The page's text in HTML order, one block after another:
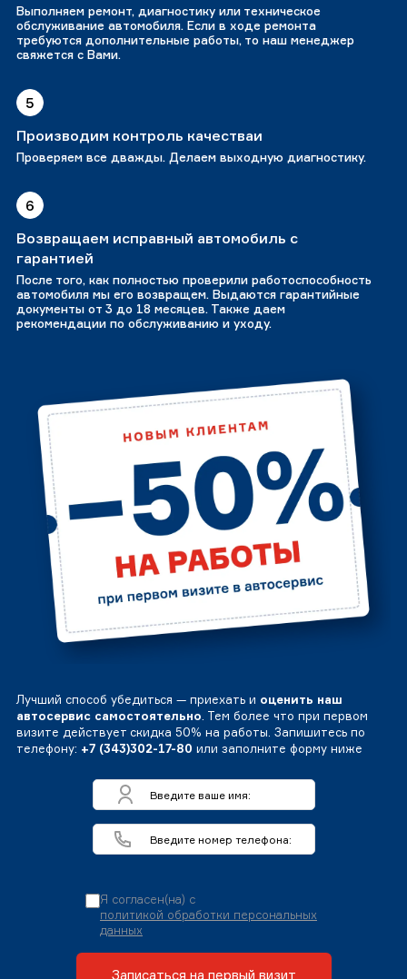
Выполняем ремонт, диагностику или техническое
обслуживание автомобиля. Если в ходе ремонта
требуются дополнительные работы, то наш менеджер
свяжется с Вами.
5
Производим контроль качестваи
Проверяем все дважды. Делаем выходную диагностику.
6
Возвращаем исправный автомобиль с
гарантией
После того, как полностью проверили работоспособность
автомобиля мы его возвращем. Выдаются гарантийные
документы от 3 до 18 месяцев. Также даем
рекомендации по обслуживанию и уходу.
Лучший способ убедиться — приехать и оценить наш
автосервис самостоятельно. Тем более что при первом
визите действует скидка 50% на работы. Запишитесь по
телефону: +7 (343)302-17-80 или заполните форму ниже
Я согласен(на) с
политикой обработки персональных
данных
Записаться на первый визит